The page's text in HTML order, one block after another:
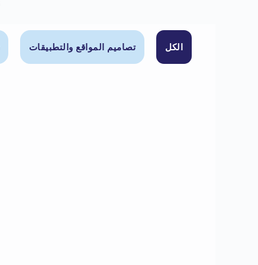
الكل تصاميم المواقع والتطبيقات